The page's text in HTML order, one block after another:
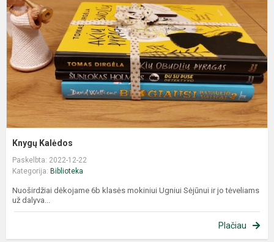
Knygų Kalėdos
Paskelbta: 2022-12-22
Kategorija: Biblioteka
Nuoširdžiai dėkojame 6b klasės mokiniui Ugniui Sėjūnui ir jo tėveliams
už dalyva...
Plačiau